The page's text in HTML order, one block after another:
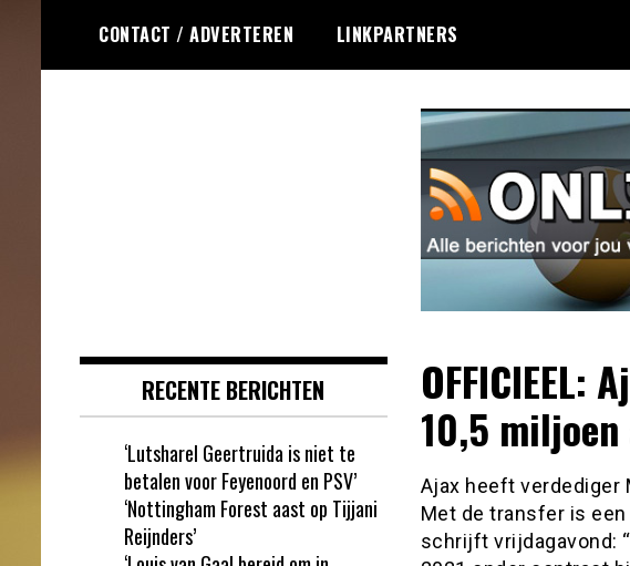
de
CONTACT / ADVERTEREN LINKPARTNERS
OFFICIEEL:
10,5
Ajax heeft verdediger
Met de transfer is
schrijft vrijdagavond:
RECENTE BERICHTEN
‘Lutsharel Geertruida is niet te
betalen voor Feyenoord en PSV’
‘Nottingham Forest aast op Tijjani
Reijnders’